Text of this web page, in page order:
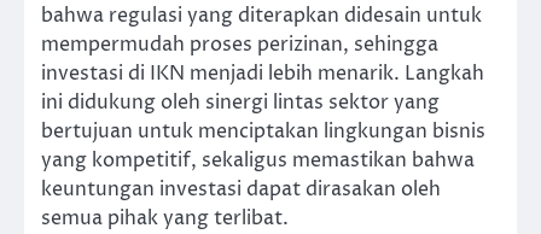
bahwa regulasi yang diterapkan didesain untuk
mempermudah proses perizinan, sehingga
investasi di IKN menjadi lebih menarik. Langkah
ini didukung oleh sinergi lintas sektor yang
bertujuan untuk menciptakan lingkungan bisnis
yang kompetitif, sekaligus memastikan bahwa
keuntungan investasi dapat dirasakan oleh
semua pihak yang terlibat.